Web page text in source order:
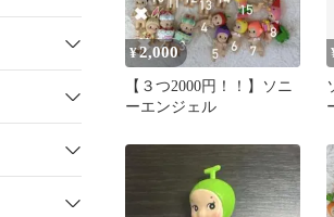
¥2,000
【３つ2000円！！】ソニ
ーエンジェル